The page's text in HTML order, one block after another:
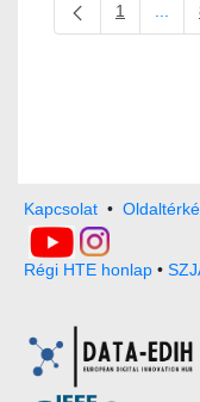
Oldal
1 ...
Kapcsolat •
Régi HTE honlap •